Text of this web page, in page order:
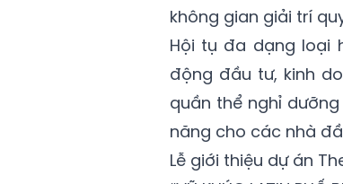
không gian giải trí
Hội tụ đa dạng loại
động đầu tư, kinh
quần thể nghỉ
năng cho các nhà
Lễ giới thiệu dự án